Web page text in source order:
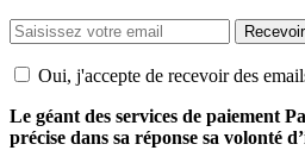
Recevoir
Oui, j'accepte de recevoir des
Le géant des services de paiement
précise dans sa réponse sa volonté